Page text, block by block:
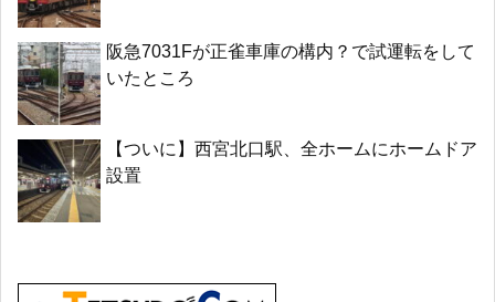
阪急7031Fが正雀車庫の構内？で試運転をして
いたところ
【ついに】西宮北口駅、全ホームにホームドア
設置